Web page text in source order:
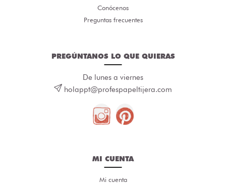
Conócenos
Preguntas frecuentes
PREGÚNTANOS LO QUE QUIERAS
De lunes a viernes
holappt@profespapeltijera.com
MI CUENTA
Mi cuenta